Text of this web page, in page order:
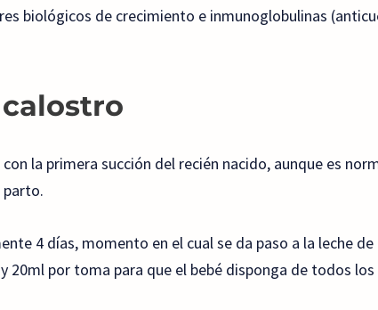
biológicos de crecimiento e inmunoglobulinas
la primera succión del recién nacido, aunque es
parto.
4 días, momento en el cual se da paso a la leche de
20ml por toma para que el bebé disponga de todos